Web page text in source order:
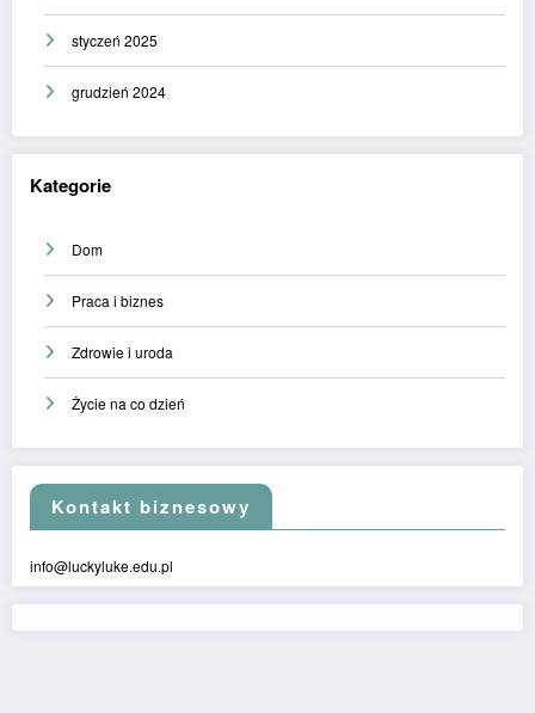
styczeń 2025
grudzień 2024
Kategorie
Dom
Praca i biznes
Zdrowie i uroda
Życie na co dzień
Kontakt biznesowy
info@luckyluke.edu.pl